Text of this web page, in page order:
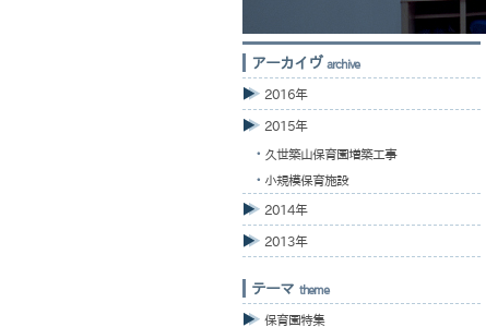
アーカイヴ archive
2016年
2015年
久世築山保育園増築工事
小規模保育施設
2014年
2013年
テーマ theme
保育園特集